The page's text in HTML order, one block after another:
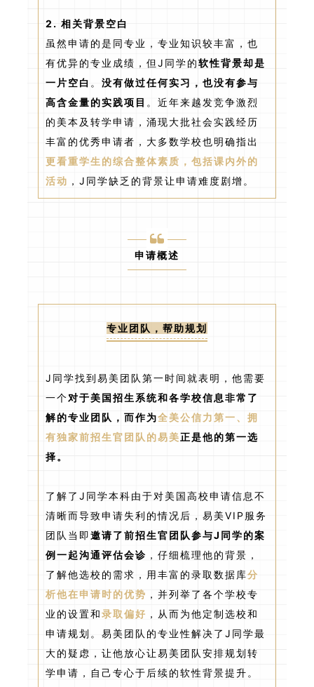
2. 相关背景空白
虽然申请的是同专业，专业知识较丰富，也
有优异的专业成绩，但J同学的软性背景却是
一片空白 。 没有做过任何实习，也没有参与
高含金量的实践项目 。近年来越发竞争激烈
的美本及转学申请，涌现大批社会实践经历
丰富的优秀申请者，大多数学校也明确指出
更看重学生的综合整体素质，包括课内外的
活动 ，J同学缺乏的背景让申请难度剧增。
申请概述
专业团队，帮助规划
J同学找到易美团队第一时间就表明，他需要
一个对于美国招生系统和各学校信息非常了
解的专业团队，而作为全美公信力第一、拥
有独家前招生官团队的易美正是他的第一选
择。
了解了J同学本科由于对美国高校申请信息不
清晰而导致申请失利的情况后，易美VIP服务
团队当即邀请了前招生官团队参与J同学的案
例一起沟通评估会诊 ，仔细梳理他的背景，
了解他选校的需求，用丰富的录取数据库分
析他在申请时的优势 ，并列举了各个学校专
业的设置和录取偏好 ，从而为他定制选校和
申请规划。易美团队的专业性解决了J同学最
大的疑虑，让他放心让易美团队安排规划转
学申请，自己专心于后续的软性背景提升。